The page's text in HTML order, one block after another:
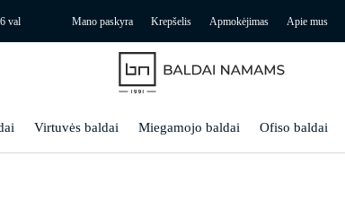
val Mano paskyra Krepšelis Apmokėjimas Apie mus
Virtuvės baldai Miegamojo baldai Ofiso baldai